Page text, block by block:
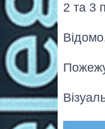
2 та 3
Пожежу